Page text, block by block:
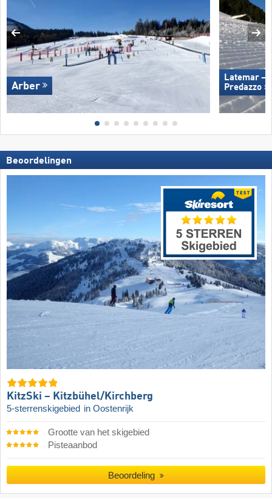
Arber
Latemar –
Predazzo
Beoordelingen
KitzSki – Kitzbühel/​Kirchberg
5-sterrenskigebied in Oostenrijk
Grootte van het skigebied
Pisteaanbod
Beoordeling